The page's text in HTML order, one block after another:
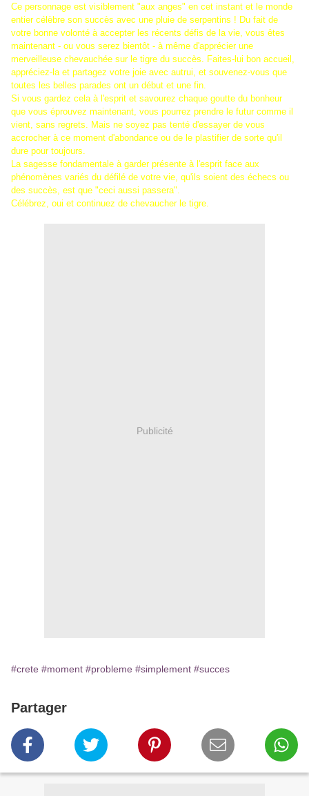
Ce personnage est visiblement "aux anges" en cet instant et le monde
entier célèbre son succès avec une pluie de serpentins ! Du fait de
votre bonne volonté à accepter les récents défis de la vie, vous êtes
maintenant - ou vous serez bientôt - à même d'apprécier une
merveilleuse chevauchée sur le tigre du succès. Faites-lui bon accueil,
appréciez-la et partagez votre joie avec autrui, et souvenez-vous que
toutes les belles parades ont un début et une fin.
Si vous gardez cela à l'esprit et savourez chaque goutte du bonheur
que vous éprouvez maintenant, vous pourrez prendre le futur comme il
vient, sans regrets. Mais ne soyez pas tenté d'essayer de vous
accrocher à ce moment d'abondance ou de le plastifier de sorte qu'il
dure pour toujours.
La sagesse fondamentale à garder présente à l'esprit face aux
phénomènes variés du défilé de votre vie, qu'ils soient des échecs ou
des succès, est que "ceci aussi passera".
Célébrez, oui et continuez de chevaucher le tigre.
Publicité
#crete #moment #probleme #simplement #succes
Partager